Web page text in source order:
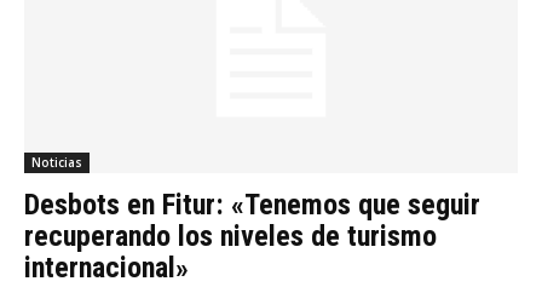
Noticias
Desbots en Fitur: «Tenemos que seguir
recuperando los niveles de turismo
internacional»